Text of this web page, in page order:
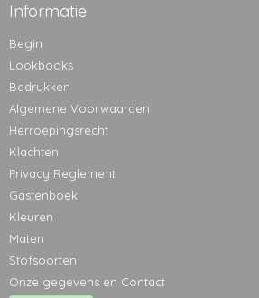
Informatie
Begin
Lookbooks
Bedrukken
Algemene Voorwaarden
Herroepingsrecht
Klachten
Privacy Reglement
Gastenboek
Kleuren
Maten
Stofsoorten
Onze gegevens en Contact